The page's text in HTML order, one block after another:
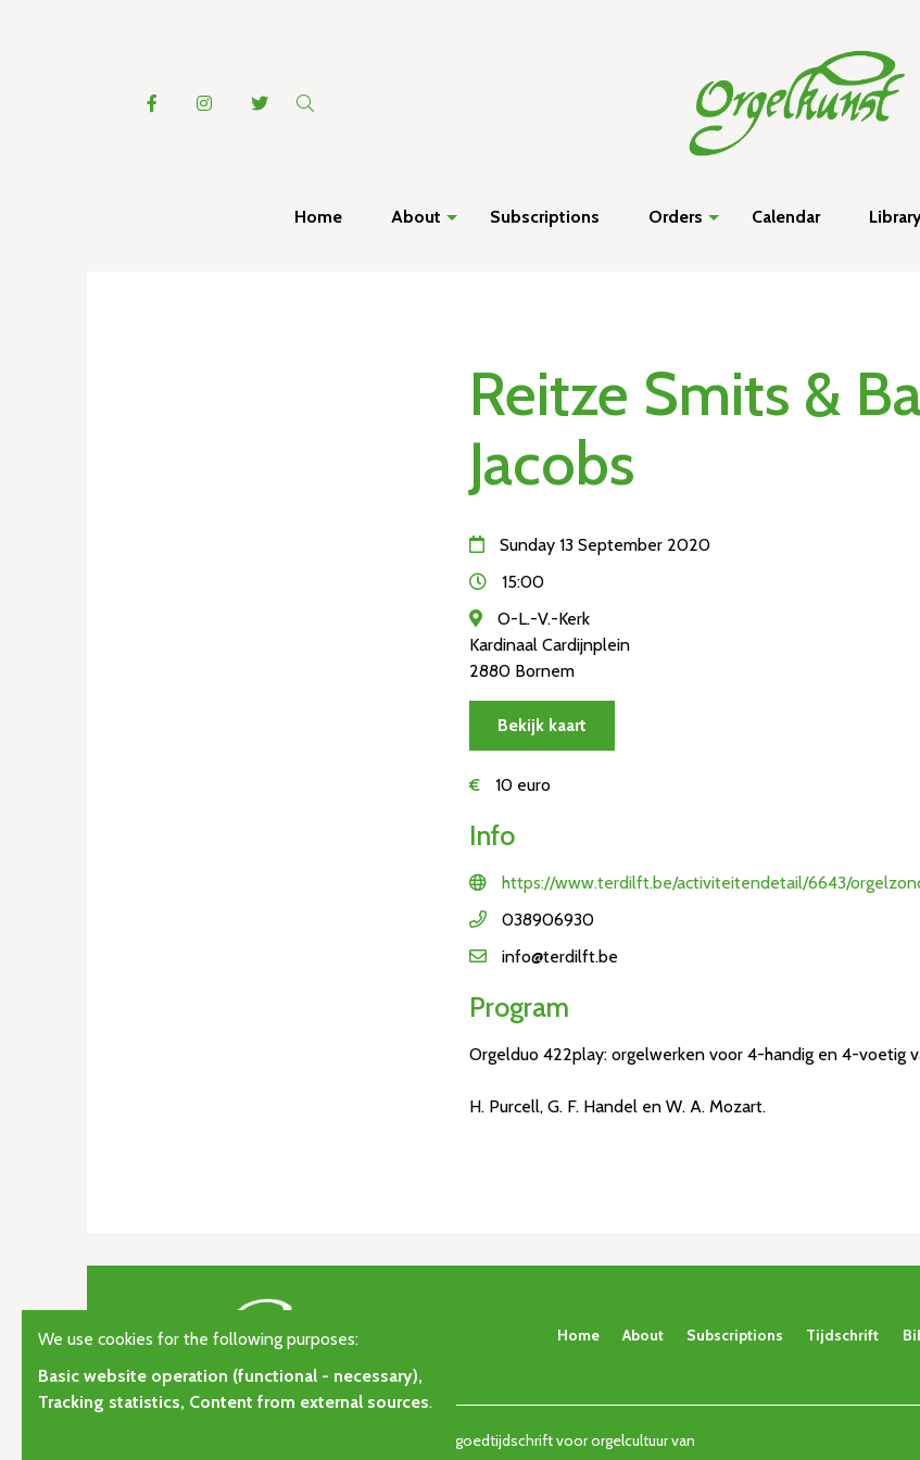
Home About Subscriptions Orders Calendar
Reitze Smits &
Jacobs
Sunday 13 September 2020
15:00
O-L.-V.-Kerk
Kardinaal Cardijnplein
2880 Bornem
Bekijk kaart
€ 10 euro
Info
https://www.terdilft.be/activiteitendetail/6643/
038906930
info@terdilft.be
Program
Orgelduo 422play: orgelwerken voor 4-handig en 4-voetig
H. Purcell, G. F. Handel en W. A. Mozart.
Home About Subscriptions Tijdschrift
© Copyright 2026 | Orgelkunst | Vlaams cultureel-erfgoedtijdschrift voor orgelcultuur van
We use cookies for the following purposes:
Basic website operation (functional - necessary),
Tracking statistics, Content from external sources.